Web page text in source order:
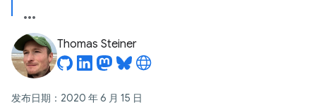
Thomas Steiner
发布日期：2020 年 6 月 15 日